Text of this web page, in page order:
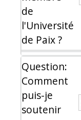
de
l'Université
de Paix ?
Question:
Comment
puis-je
soutenir